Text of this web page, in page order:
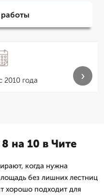
2010 года ›
на 10 в Чите
когда нужна
без лишних лестниц
хорошо подходит для